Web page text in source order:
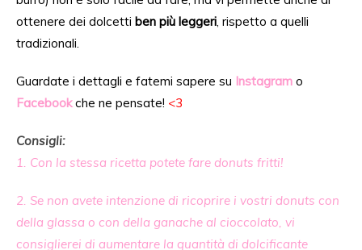
ottenere dei dolcetti ben più leggeri, rispetto a quelli
tradizionali.
Guardate i dettagli e fatemi sapere su Instagram o
Facebookche ne pensate! <3
Consigli:
1. Con la stessa ricetta potete fare donuts fritti!
2. Se non avete intenzione di ricoprire i vostri donuts con
della glassa o con della ganache al cioccolato, vi
consiglierei di aumentare la quantità di dolcificante